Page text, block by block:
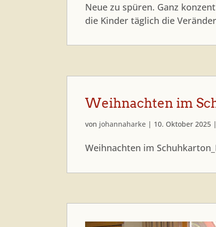
Neue zu spüren. Ganz
die Kinder täglich die
Weihnachten im
von johannaharke | 10. Oktober 2025 |
Weihnachten im